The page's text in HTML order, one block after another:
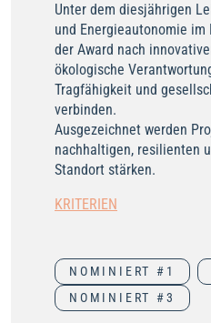
Unter dem diesjährigen
und Energieautonomie im
der Award nach
ökologische
Tragfähigkeit und
verbinden.
Ausgezeichnet werden
nachhaltigen, resilienten
Standort stärken.
KRITERIEN
NOMINIERT #1
NOMINIERT #3